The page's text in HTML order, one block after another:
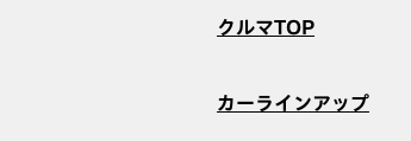
クルマTOP
カーラインアップ